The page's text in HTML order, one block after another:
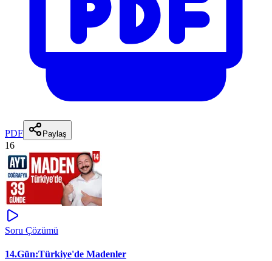
PDF Paylaş
16
Soru Çözümü
14.Gün:Türkiye'de Madenler